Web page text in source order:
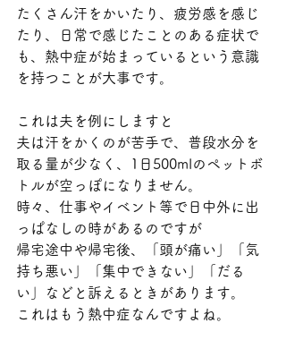
たくさん汗をかいたり、疲労感を感じ
たり、日常で感じたことのある症状で
も、熱中症が始まっているという意識
を持つことが大事です。
これは夫を例にしますと
夫は汗をかくのが苦手で、普段水分を
取る量が少なく、1日500mlのペットボ
トルが空っぽになりません。
時々、仕事やイベント等で日中外に出
っぱなしの時があるのですが
帰宅途中や帰宅後、「頭が痛い」「気
持ち悪い」「集中できない」「だる
い」などと訴えるときがあります。
これはもう熱中症なんですよね。